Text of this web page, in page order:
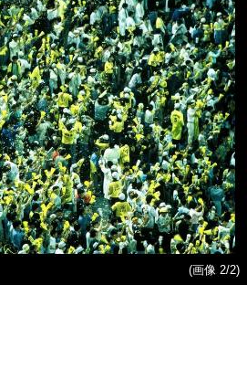
(画像 2/2)